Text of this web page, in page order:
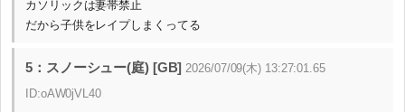
カソリックは妻帯禁止
だから子供をレイプしまくってる
5：スノーシュー(庭) [GB] 2026/07/09(木) 13:27:01.65
ID:oAW0jVL40